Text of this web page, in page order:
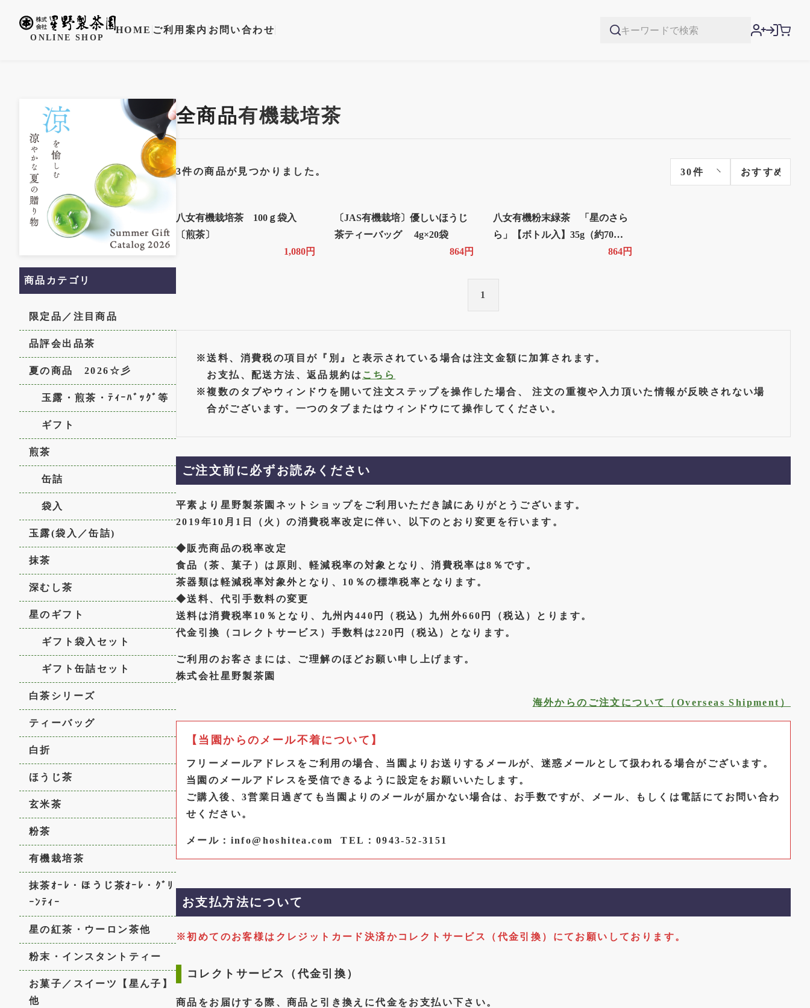
ONLINE SHOP
HOME ご利用案内 お問い合わせ
全商品有機栽培茶
3件の商品が見つかりました。
八女有機栽培茶 100ｇ袋入
〔煎茶〕
1,080円
〔JAS有機栽培〕優しいほうじ
茶ティーバッグ 4g×20袋
864円
八女有機粉末緑茶 「星のさら
ら」【ボトル入】35g（約70杯
864円
1
※送料、消費税の項目が『別』と表示されている場合は注文金額に加算されます。
お支払、配送方法、返品規約は こちら
※複数のタブやウィンドウを開いて注文ステップを操作した場合、 注文の重複や入力頂いた情報が反映されない場
合がございます。一つのタブまたはウィンドウにて操作してください。
ご注文前に必ずお読みください
平素より星野製茶園ネットショップをご利用いただき誠にありがとうございます。
2019年10月1日（火）の消費税率改定に伴い、以下のとおり変更を行います。
◆販売商品の税率改定
食品（茶、菓子）は原則、軽減税率の対象となり、消費税率は8％です。
茶器類は軽減税率対象外となり、10％の標準税率となります。
◆送料、代引手数料の変更
送料は消費税率10％となり、九州内440円（税込）九州外660円（税込）とります。
代金引換（コレクトサービス）手数料は220円（税込）となります。
ご利用のお客さまには、ご理解のほどお願い申し上げます。
株式会社星野製茶園
海外からのご注文について （Overseas Shipment）
【当園からのメール不着について】
フリーメールアドレスをご利用の場合、当園よりお送りするメールが、迷惑メールとして扱われる場合がございます。
当園のメールアドレスを受信できるように設定をお願いいたします。
ご購入後、3営業日過ぎても当園よりのメールが届かない場合は、お手数ですが、メール、もしくは電話にてお問い合わ
せください。
メール：info@hoshitea.comTEL：0943-52-3151
お支払方法について
※初めてのお客様はクレジットカード決済かコレクトサービス（代金引換）にてお願いしております。
コレクトサービス（代金引換）
商品をお届けする際、商品と引き換えに代金をお支払い下さい。
商品カテゴリ
限定品／注目商品
品評会出品茶
夏の商品 2026☆彡
玉露・煎茶・ﾃｨｰﾊﾞｯｸﾞ等
ギフト
煎茶
缶詰
袋入
玉露(袋入／缶詰)
抹茶
深むし茶
星のギフト
ギフト袋入セット
ギフト缶詰セット
白茶シリーズ
ティーバッグ
白折
ほうじ茶
玄米茶
粉茶
有機栽培茶
抹茶ｵｰﾚ・ほうじ茶ｵｰﾚ・ｸﾞﾘ
ｰﾝﾃｨｰ
星の紅茶・ウーロン茶他
粉末・インスタントティー
お菓子／スイーツ【星ん子】
他